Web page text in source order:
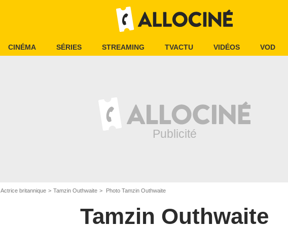
CINÉMA SÉRIES STREAMING TVACTU VIDÉOS VOD
Actrice britannique Tamzin Outhwaite Photo Tamzin Outhwaite
Tamzin Outhwaite